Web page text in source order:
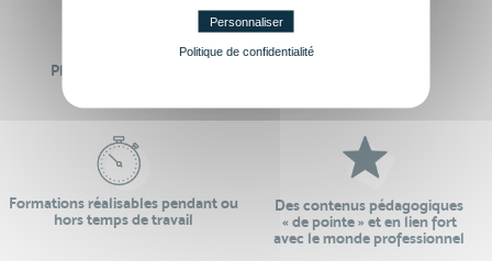
Plus de 50 formations
Formations réalisables pendant ou
hors temps de travail
Des contenus pédagogiques
« de pointe » et en lien fort
avec le monde professionnel
Personnaliser
Politique de confidentialité